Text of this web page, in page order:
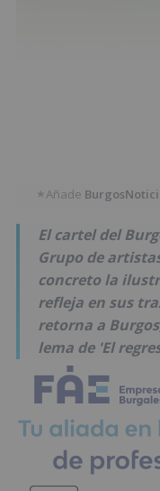
★Añade
El cartel del
Grupo de
concreto la
refleja en sus
retorna a
lema de 'El